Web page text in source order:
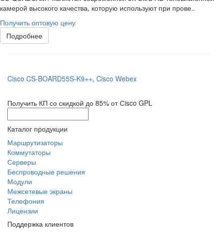
камерой высокого качества, которую используют при прове..
Получить оптовую цену
Подробнее
Cisco CS-BOARD55S-K9++, Cisco Webex
Получить КП со скидкой до 85% от Сisco GPL
Каталог продукции
Маршрутизаторы
Коммутаторы
Серверы
Беспроводные решения
Модули
Межсетевые экраны
Телефония
Лицензии
Поддержка клиентов